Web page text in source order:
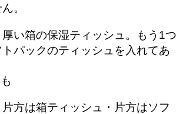
。
い箱の保湿ティッシュ。もう1つ
パックのティッシュを入れてあ
方は箱ティッシュ・片方はソフ